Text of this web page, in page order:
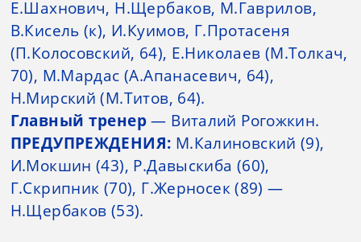
Е.Шахнович, Н.Щербаков, М.Гаврилов,
В.Кисель (к), И.Куимов, Г.Протасеня
(П.Колосовский, 64), Е.Николаев (М.Толкач,
70), М.Мардас (А.Апанасевич, 64),
Н.Мирский (М.Титов, 64).
Главный тренер— Виталий Рогожкин.
ПРЕДУПРЕЖДЕНИЯ: М.Калиновский (9),
И.Мокшин (43), Р.Давыскиба (60),
Г.Скрипник (70), Г.Жерносек (89) —
Н.Щербаков (53).